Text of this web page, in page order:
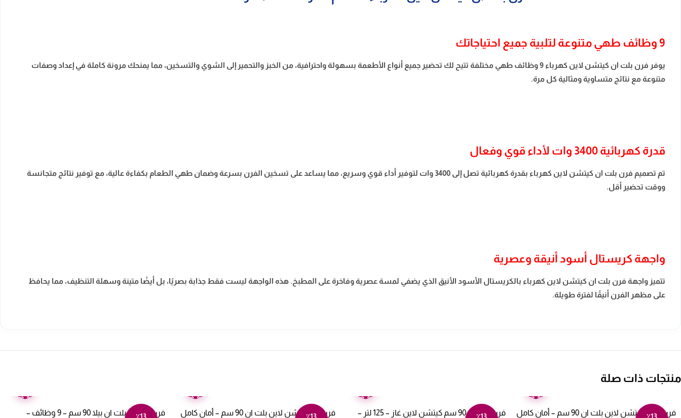
9 وظائف طهي متنوعة لتلبية جميع احتياجاتك
يوفر فرن بلت ان كيتشن لاين كهرباء 9 وظائف طهي مختلفة تتيح لك تحضير جميع أنواع الأطعمة بسهولة واحترافية، من الخبز والتحمير إلى الشوي والتسخين، مما يمنحك مرونة كاملة في إعداد وصفات
متنوعة مع نتائج متساوية ومثالية كل مرة.
قدرة كهربائية 3400 وات لأداء قوي وفعال
تم تصميم فرن بلت ان كيتشن لاين كهرباء بقدرة كهربائية تصل إلى 3400 وات لتوفير أداء قوي وسريع، مما يساعد على تسخين الفرن بسرعة وضمان طهي الطعام بكفاءة عالية، مع توفير نتائج متجانسة
ووقت تحضير أقل.
واجهة كريستال أسود أنيقة وعصرية
تتميز واجهة فرن بلت ان كيتشن لاين كهرباء بالكريستال الأسود الأنيق الذي يضفي لمسة عصرية وفاخرة على المطبخ. هذه الواجهة ليست فقط جذابة بصريًا، بل أيضًا متينة وسهلة التنظيف، مما يحافظ
على مظهر الفرن أنيقًا لفترة طويلة.
منتجات ذات صلة
٪13
فرن الغاز كيتشن لاين بلت ان 90 سم – أمان كامل
٪13
فرن بلت ان 90 سم كيتشن لاين غاز – 125 لتر –
٪13
فرن غاز كيتشن لاين بلت ان 90 سم – أمان كامل
٪13
فرن كهرباء بلت ان بيلا 90 سم – 9 وظائف –